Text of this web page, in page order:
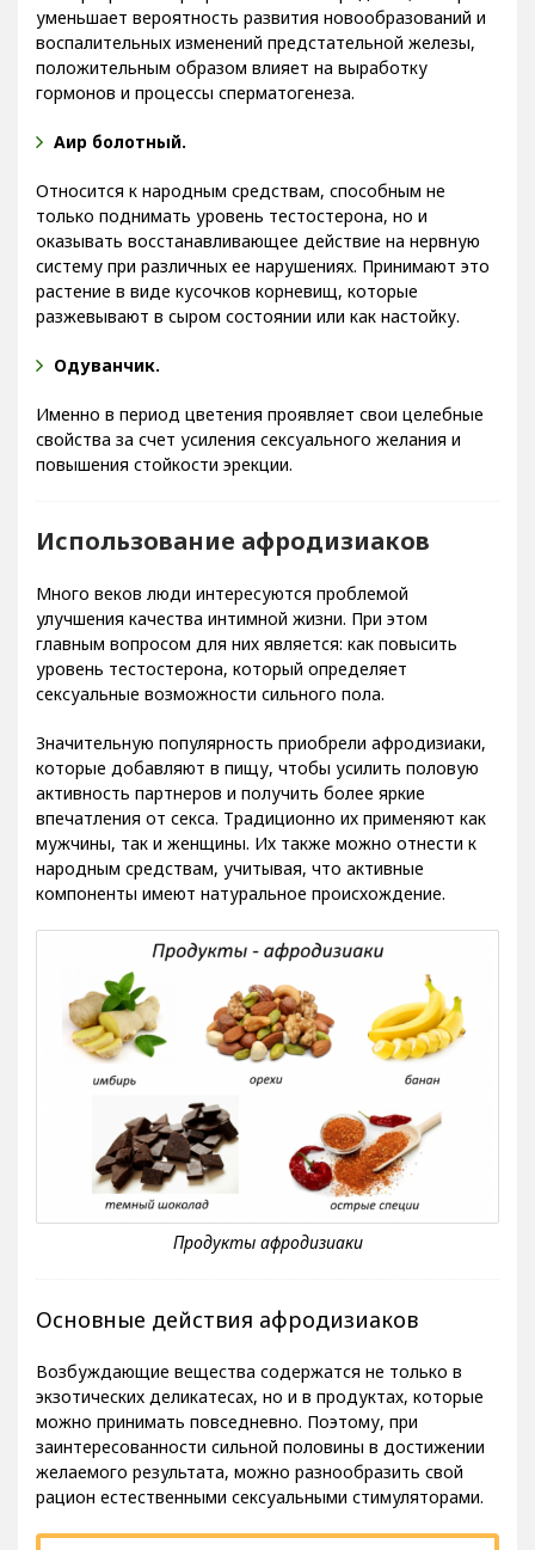
Это прекрасное профилактическое средство, которое
уменьшает вероятность развития новообразований и
воспалительных изменений предстательной железы,
положительным образом влияет на выработку
гормонов и процессы сперматогенеза.
Аир болотный.
Относится к народным средствам, способным не
только поднимать уровень тестостерона, но и
оказывать восстанавливающее действие на нервную
систему при различных ее нарушениях. Принимают это
растение в виде кусочков корневищ, которые
разжевывают в сыром состоянии или как настойку.
Одуванчик.
Именно в период цветения проявляет свои целебные
свойства за счет усиления сексуального желания и
повышения стойкости эрекции.
Использование афродизиаков
Много веков люди интересуются проблемой
улучшения качества интимной жизни. При этом
главным вопросом для них является: как повысить
уровень тестостерона, который определяет
сексуальные возможности сильного пола.
Значительную популярность приобрели афродизиаки,
которые добавляют в пищу, чтобы усилить половую
активность партнеров и получить более яркие
впечатления от секса. Традиционно их применяют как
мужчины, так и женщины. Их также можно отнести к
народным средствам, учитывая, что активные
компоненты имеют натуральное происхождение.
Основные действия афродизиаков
Возбуждающие вещества содержатся не только в
экзотических деликатесах, но и в продуктах, которые
можно принимать повседневно. Поэтому, при
заинтересованности сильной половины в достижении
желаемого результата, можно разнообразить свой
рацион естественными сексуальными стимуляторами.